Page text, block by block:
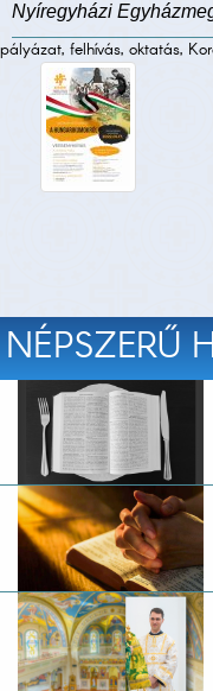
Nyíregyházi
pályázat, felhívás, oktatás,
NÉPSZERŰ